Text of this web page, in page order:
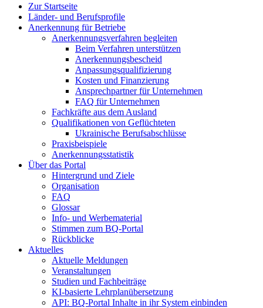
Zur Startseite
Länder- und Berufsprofile
Anerkennung für Betriebe
Anerkennungsverfahren begleiten
Beim Verfahren unterstützen
Anerkennungsbescheid
Anpassungsqualifizierung
Kosten und Finanzierung
Ansprechpartner für Unternehmen
FAQ für Unternehmen
Fachkräfte aus dem Ausland
Qualifikationen von Geflüchteten
Ukrainische Berufsabschlüsse
Praxisbeispiele
Anerkennungsstatistik
Über das Portal
Hintergrund und Ziele
Organisation
FAQ
Glossar
Info- und Werbematerial
Stimmen zum BQ-Portal
Rückblicke
Aktuelles
Aktuelle Meldungen
Veranstaltungen
Studien und Fachbeiträge
KI-basierte Lehrplanübersetzung
API: BQ-Portal Inhalte in ihr System einbinden